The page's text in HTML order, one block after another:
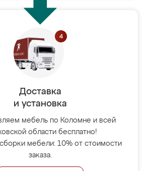
Доставка
и установка
мебель по Коломне и всей
области бесплатно!
мебели: 10% от стоимости
заказа.